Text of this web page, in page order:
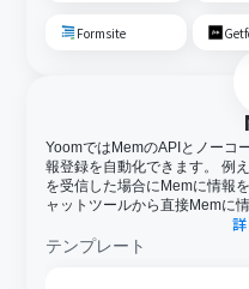
Formsite
YoomではMemのAPIとノーコ
報登録を自動化できます。 例
を受信した場合にMemに情報
ャットツールから直接Memに
テンプレート